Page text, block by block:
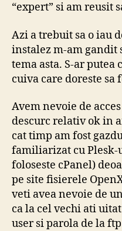
“expert” si am reusit
Azi a trebuit sa o iau
instalez m-am gandit
tema asta. S-ar putea
cuiva care doreste sa
Avem nevoie de
descurc relativ ok in
cat timp am fost
familiarizat cu
foloseste cPanel)
pe site fisierele
veti avea nevoie de
ca la cel vechi ati
user si parola de la